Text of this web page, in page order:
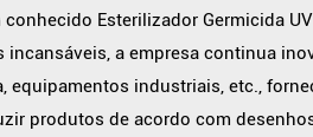
conhecido Esterilizador Germicida
incansáveis, a empresa continua
equipamentos industriais, etc.,
produtos de acordo com